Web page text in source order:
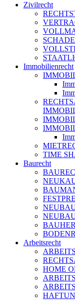
Zivilrecht
Immobilienrecht
TIME
Baurecht
Arbeitsrecht
HOME